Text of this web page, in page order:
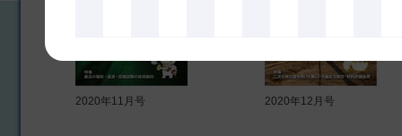
2020年11月号 2020年12月号